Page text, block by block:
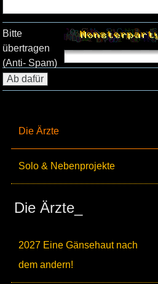
Die Ärzte
Solo & Nebenprojekte
Die Ärzte_
2027 Eine Gänsehaut nach
dem andern!
Bitte
übertragen
(Anti- Spam)